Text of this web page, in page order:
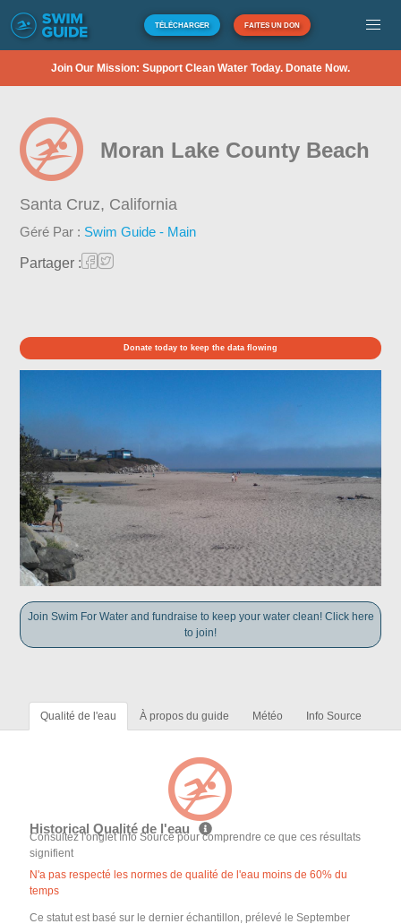
TÉLÉCHARGER FAITES UN DON
Join Our Mission: Support Clean Water Today. Donate Now.
Moran Lake County Beach
Santa Cruz, California
Géré Par : Swim Guide - Main
Partager :
Donate today to keep the data flowing
Join Swim For Water and fundraise to keep your water clean! Click here
to join!
Qualité de l'eau À propos du guide Météo Info Source
Historical Qualité de l'eau
Consultez l'onglet Info Source pour comprendre ce que ces résultats
signifient
N'a pas respecté les normes de qualité de l'eau moins de 60% du
temps
Ce statut est basé sur le dernier échantillon, prélevé le September